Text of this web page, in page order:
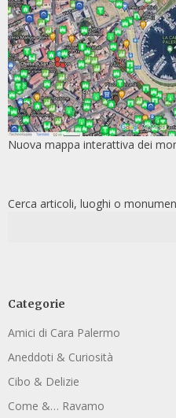
Nuova mappa interattiva dei
Cerca articoli, luoghi o
Categorie
Amici di Cara Palermo
Aneddoti & Curiosità
Cibo & Delizie
Come &… Ravamo